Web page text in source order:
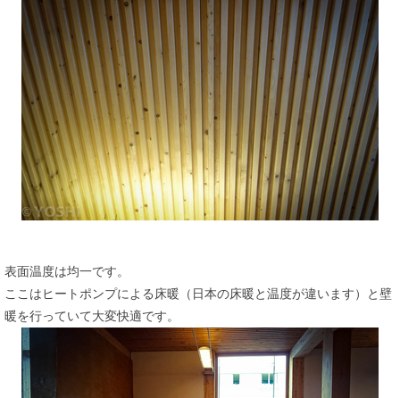
表面温度は均一です。
ここはヒートポンプによる床暖（日本の床暖と温度が違います）と壁
暖を行っていて大変快適です。